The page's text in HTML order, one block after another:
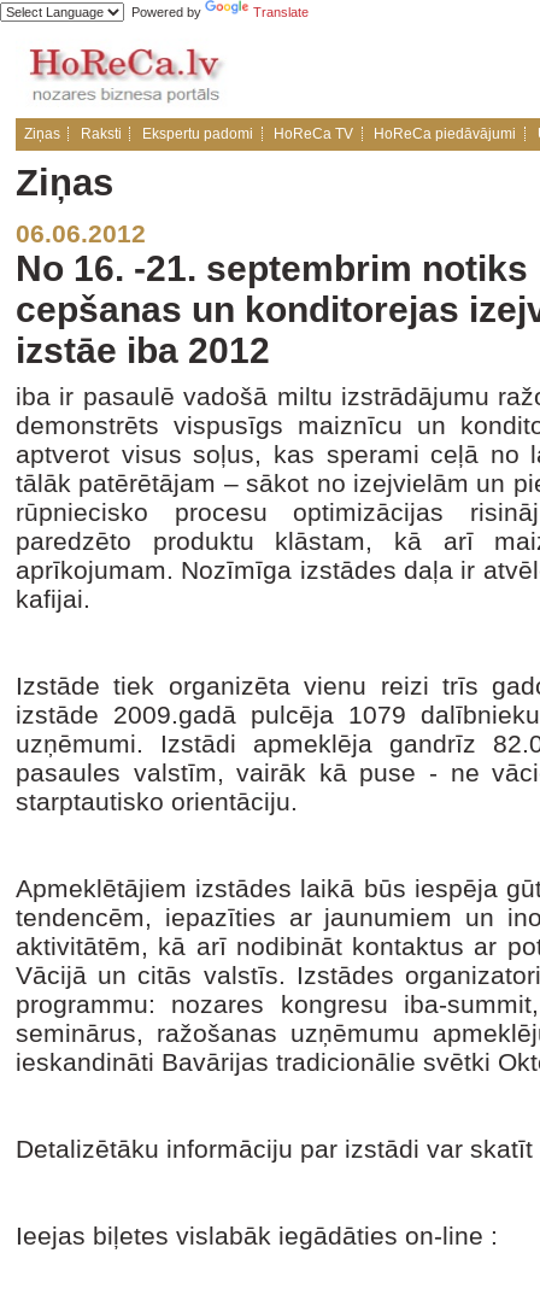
Powered by Translate
Ziņas Raksti Ekspertu padomi HoReCa TV HoReCa piedāvājumi
Ziņas
06.06.2012
No 16. -21. septembrim
cepšanas un konditorejas
izstāe iba 2012
iba ir pasaulē vadošā miltu izstrādājumu
demonstrēts vispusīgs maiznīcu un
aptverot visus soļus, kas sperami ceļā no
tālāk patērētājam – sākot no izejvielām un
rūpniecisko procesu optimizācijas
paredzēto produktu klāstam, kā arī
aprīkojumam. Nozīmīga izstādes daļa ir
kafijai.
Izstāde tiek organizēta vienu reizi trīs
izstāde 2009.gadā pulcēja 1079
uzņēmumi. Izstādi apmeklēja gandrīz
pasaules valstīm, vairāk kā puse - ne
starptautisko orientāciju.
Apmeklētājiem izstādes laikā būs iespēja
tendencēm, iepazīties ar jaunumiem un
aktivitātēm, kā arī nodibināt kontaktus ar
Vācijā un citās valstīs. Izstādes
programmu: nozares kongresu iba-
seminārus, ražošanas uzņēmumu
ieskandināti Bavārijas tradicionālie svētki
Detalizētāku informāciju par izstādi var
Ieejas biļetes vislabāk iegādāties on-line :